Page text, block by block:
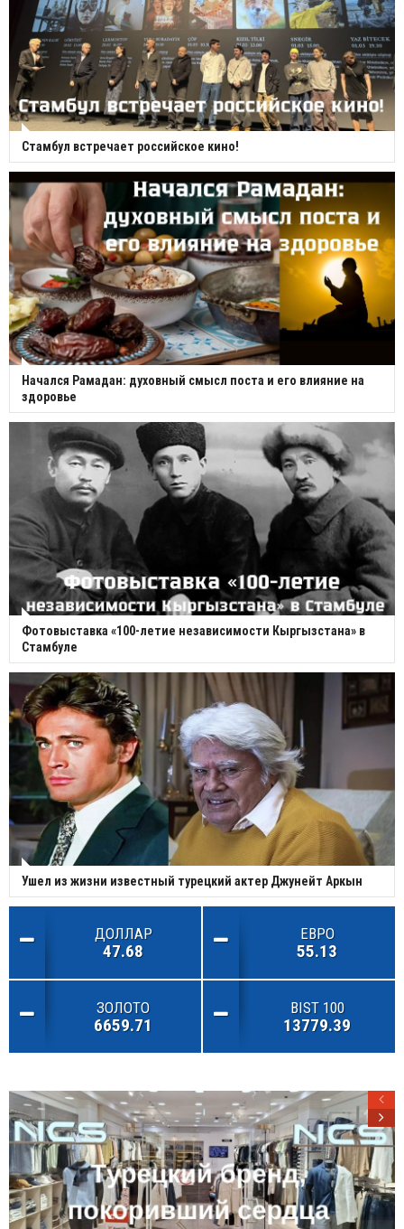
Стамбул встречает российское кино!
Начался Рамадан: духовный смысл поста и его влияние на
здоровье
Фотовыставка «100-летие независимости Кыргызстана» в
Стамбуле
Ушел из жизни известный турецкий актер Джунейт Аркын
ДОЛЛАР
47.68
ЕВРО
55.13
ЗОЛОТО
6659.71
BIST 100
13779.39